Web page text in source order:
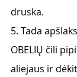
druska.
5. Tada
OBELIŲ čili
aliejaus ir